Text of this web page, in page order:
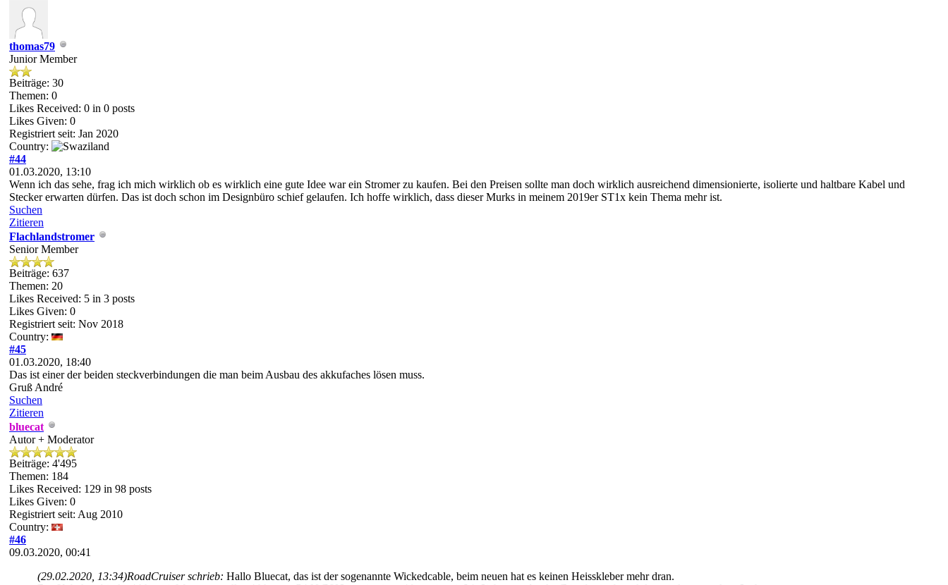
thomas79
Junior Member
Beiträge: 30
Themen: 0
Likes Received: 0 in 0 posts
Likes Given: 0
Registriert seit: Jan 2020
Country:
#44
01.03.2020, 13:10
Wenn ich das sehe, frag ich mich wirklich ob es wirklich eine gute Idee war ein Stromer zu kaufen. Bei den Preisen sollte man doch wirklich ausreichend dimensionierte, isolierte und haltbare Kabel und
Stecker erwarten dürfen. Das ist doch schon im Designbüro schief gelaufen. Ich hoffe wirklich, dass dieser Murks in meinem 2019er ST1x kein Thema mehr ist.
Suchen
Zitieren
Flachlandstromer
Senior Member
Beiträge: 637
Themen: 20
Likes Received: 5 in 3 posts
Likes Given: 0
Registriert seit: Nov 2018
Country:
#45
01.03.2020, 18:40
Das ist einer der beiden steckverbindungen die man beim Ausbau des akkufaches lösen muss.
Gruß André
Suchen
Zitieren
bluecat
Autor + Moderator
Beiträge: 4'495
Themen: 184
Likes Received: 129 in 98 posts
Likes Given: 0
Registriert seit: Aug 2010
Country:
#46
09.03.2020, 00:41
(29.02.2020, 13:34)RoadCruiser schrieb: Hallo Bluecat, das ist der sogenannte Wickedcable, beim neuen hat es keinen Heisskleber mehr dran.